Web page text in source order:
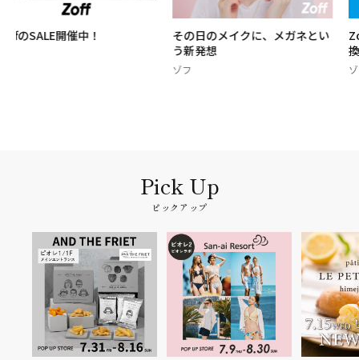
その日のメイクに、メガネとい
Zoffならお子様のレンズ度数交
換1年保証
ピックアップ